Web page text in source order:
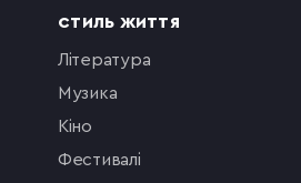
СТИЛЬ ЖИТТЯ
література
музика
кіно
фестивалі